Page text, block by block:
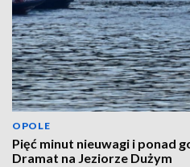
OPOLE
Pięć minut nieuwagi i ponad
Dramat na Jeziorze Dużym